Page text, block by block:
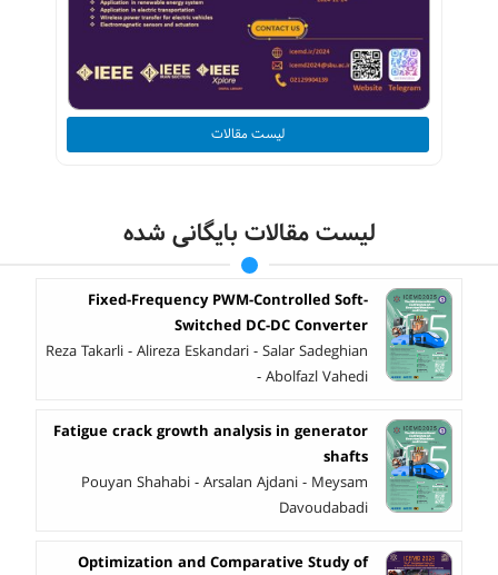
لیست مقالات
لیست مقالات بایگانی شده
Fixed-Frequency PWM-Controlled Soft-
Switched DC-DC Converter
Reza Takarli - Alireza Eskandari - Salar Sadeghian
- Abolfazl Vahedi
Fatigue crack growth analysis in generator
shafts
Pouyan Shahabi - Arsalan Ajdani - Meysam
Davoudabadi
Optimization and Comparative Study of